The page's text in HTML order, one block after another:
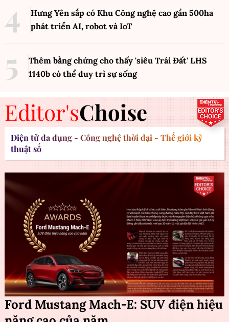
Hưng Yên sắp có Khu Công nghệ cao gần 500ha
phát triển AI, robot và IoT
Thêm bằng chứng cho thấy 'siêu Trái Đất' LHS
1140b có thể duy trì sự sống
Editor'sChoise
Điện tử đa dụng - Công nghệ thời đại - Thế giới kỹ
thuật số
Ford Mustang Mach-E: SUV điện hiệu